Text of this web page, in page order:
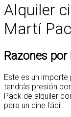
Alquiler
Martí
Razones
Este es un importe
tendrás presión
Pack de alquiler
para un cine fácil.